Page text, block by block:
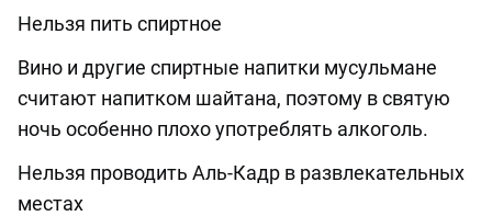
Нельзя пить спиртное
Вино и другие спиртные напитки мусульмане
считают напитком шайтана, поэтому в святую
ночь особенно плохо употреблять алкоголь.
Нельзя проводить Аль-Кадр в развлекательных
местах